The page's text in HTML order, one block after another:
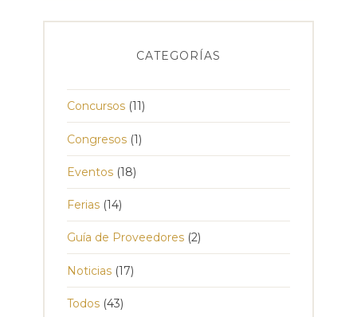
CATEGORÍAS
Concursos (11)
Congresos (1)
Eventos (18)
Ferias (14)
Guía de Proveedores (2)
Noticias (17)
Todos (43)